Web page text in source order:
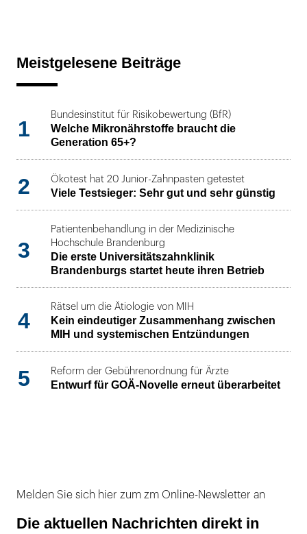
Meistgelesene Beiträge
1
Bundesinstitut für Risikobewertung (BfR)
Welche Mikronährstoffe braucht die
Generation 65+?
2 Ökotest hat 20 Junior-Zahnpasten getestet
Viele Testsieger: Sehr gut und sehr günstig
3
Patientenbehandlung in der Medizinische
Hochschule Brandenburg
Die erste Universitätszahnklinik
Brandenburgs startet heute ihren Betrieb
4
Rätsel um die Ätiologie von MIH
Kein eindeutiger Zusammenhang zwischen
MIH und systemischen Entzündungen
5 Reform der Gebührenordnung für Ärzte
Entwurf für GOÄ-Novelle erneut überarbeitet
Melden Sie sich hier zum zm Online-Newsletter an
Die aktuellen Nachrichten direkt in